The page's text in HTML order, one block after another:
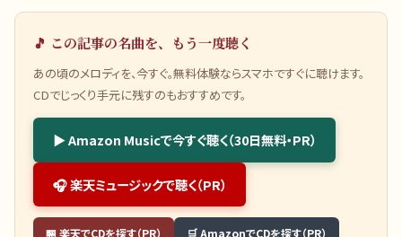
🎵 この記事の名曲を、もう一度聴く
あの頃のメロディを、今すぐ。無料体験ならスマホですぐに聴けます。
CDでじっくり手元に残すのもおすすめです。
▶ Amazon Musicで今すぐ聴く（30日無料・PR）
🎧 楽天ミュージックで聴く（PR）
🏪 楽天でCDを探す（PR） 🛒 AmazonでCDを探す（PR）